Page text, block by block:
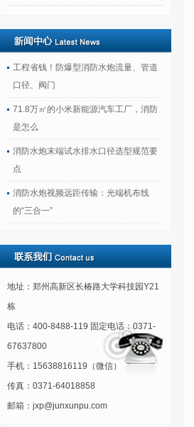
工程省钱！防爆型消防水炮流量、管道
口径、阀门
71.8万㎡的小米新能源汽车工厂，消防
是怎么
消防水炮末端试水排水口径选型规范要
点
消防水炮视频远距传输：光端机布线
的“三合一”
地址：郑州高新区长椿路大学科技园Y21
栋
电话：400-8488-119 固定电话：0371-
67637800
手机：15638816119（微信）
传真：0371-64018858
邮箱：jxp@junxunpu.com